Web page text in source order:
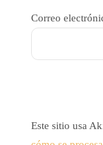
Correo
Este sitio usa